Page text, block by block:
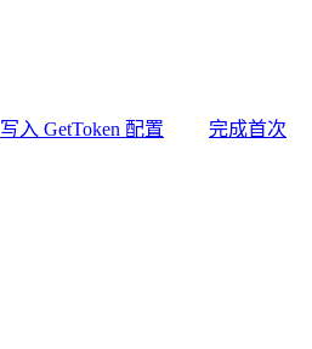
写入 GetToken 配置 完成首次